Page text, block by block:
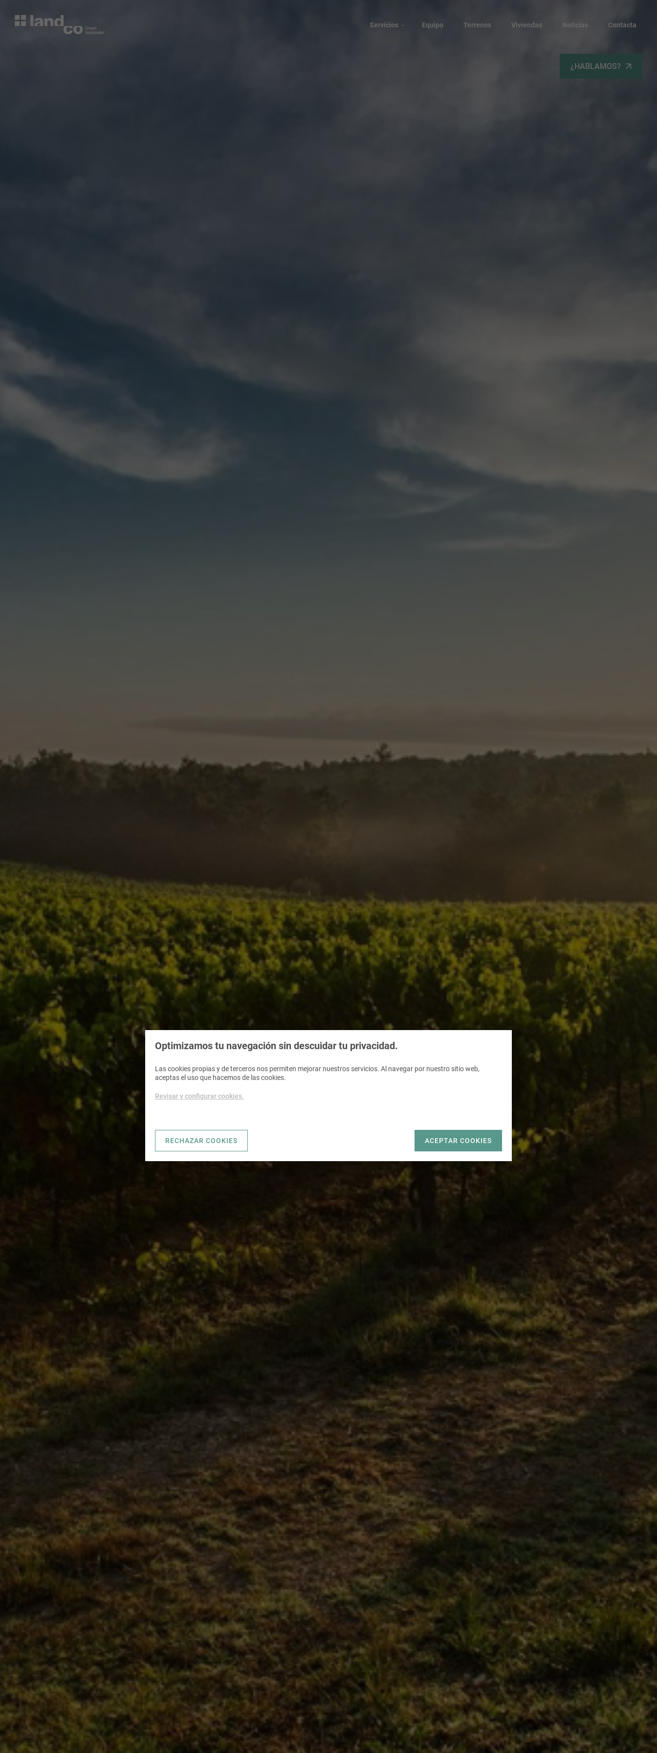
Servicios Equipo Terrenos Viviendas Noticias Contacta
¿HABLAMOS?
Optimizamos tu navegación sin descuidar tu privacidad.
Las cookies propias y de terceros nos permiten mejorar nuestros servicios. Al navegar por nuestro sitio web,
aceptas el uso que hacemos de las cookies.
Revisar y configurar cookies.
RECHAZAR COOKIES ACEPTAR COOKIES